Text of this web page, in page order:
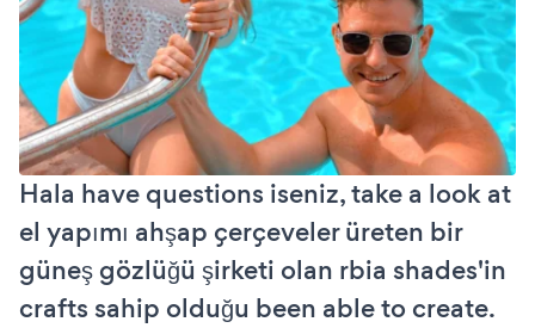
Hala have questions iseniz, take a look at
el yapımı ahşap çerçeveler üreten bir
güneş gözlüğü şirketi olan rbia shades'in
crafts sahip olduğu been able to create.